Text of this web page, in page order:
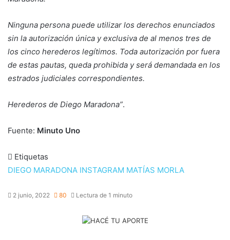
Ninguna persona puede utilizar los derechos enunciados
sin la autorización única y exclusiva de al menos tres de
los cinco herederos legítimos. Toda autorización por fuera
de estas pautas, queda prohibida y será demandada en los
estrados judiciales correspondientes.
Herederos de Diego Maradona”.
Fuente: Minuto Uno
Etiquetas
DIEGO MARADONA INSTAGRAM MATÍAS MORLA
2 junio, 2022 80 Lectura de 1 minuto